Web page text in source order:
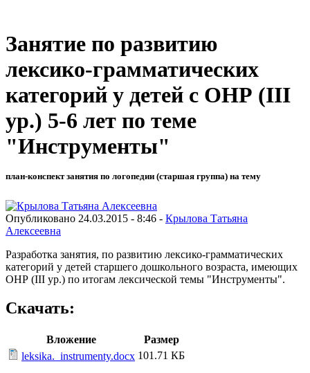
Занятие по развитию
лексико-грамматических
категорий у детей с ОНР (III
ур.) 5-6 лет по теме
"Инструменты"
план-конспект занятия по логопедии (старшая группа) на тему
Опубликовано 24.03.2015 - 8:46 - Крылова Татьяна
Алексеевна
Разработка занятия, по развитию лексико-грамматических
категорий у детей старшего дошкольного возраста, имеющих
ОНР (III ур.) по итогам лексической темы "Инструменты".
Скачать:
Вложение
Размер
leksika._instrumenty.docx 101.71 КБ